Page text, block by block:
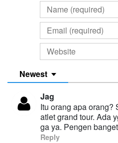
Newest
Jag
Itu orang apa orang?
atlet grand tour. Ada
ga ya. Pengen
Reply